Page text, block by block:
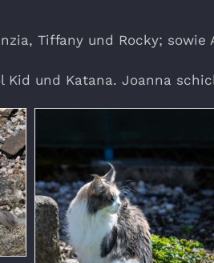
Tiffany und Rocky; sowie
Kid und Katana. Joanna